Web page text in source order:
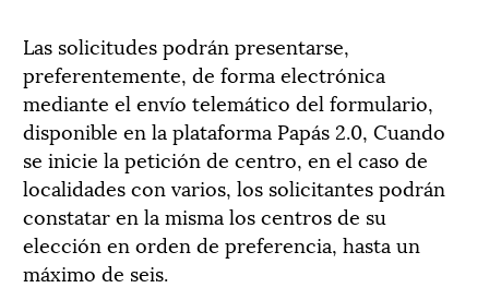
Las solicitudes podrán presentarse,
preferentemente, de forma electrónica
mediante el envío telemático del formulario,
disponible en la plataforma Papás 2.0, Cuando
se inicie la petición de centro, en el caso de
localidades con varios, los solicitantes podrán
constatar en la misma los centros de su
elección en orden de preferencia, hasta un
máximo de seis.